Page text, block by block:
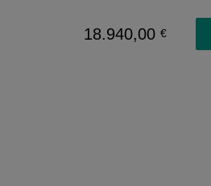
18.940,00 €